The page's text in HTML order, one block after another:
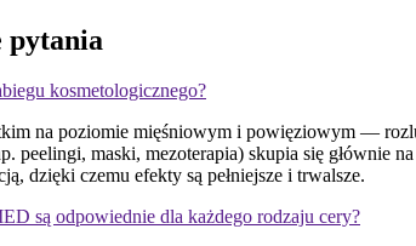
pytania
kosmetologicznego?
na poziomie mięśniowym i powięziowym —
peelingi, maski, mezoterapia) skupia się
dzięki czemu efekty są pełniejsze i trwalsze.
są odpowiednie dla każdego rodzaju cery?